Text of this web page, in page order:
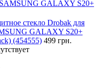
SAMSUNG GALAXY S20+
стекло Drobak для
GALAXY S20+
(454555) 499 грн.